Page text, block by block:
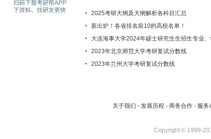
2025考研大纲及大纲解析各科目汇总
新出炉！各省排名前10的高校名单！
大连海事大学2024年硕士研究生生招生专业
费标准及拟招生人数
2023年北京师范大学考研复试分数线
2023年兰州大学考研复试分数线
关于我们 - 发展历程 - 商务合作 - 服务
Copyright © 1999-